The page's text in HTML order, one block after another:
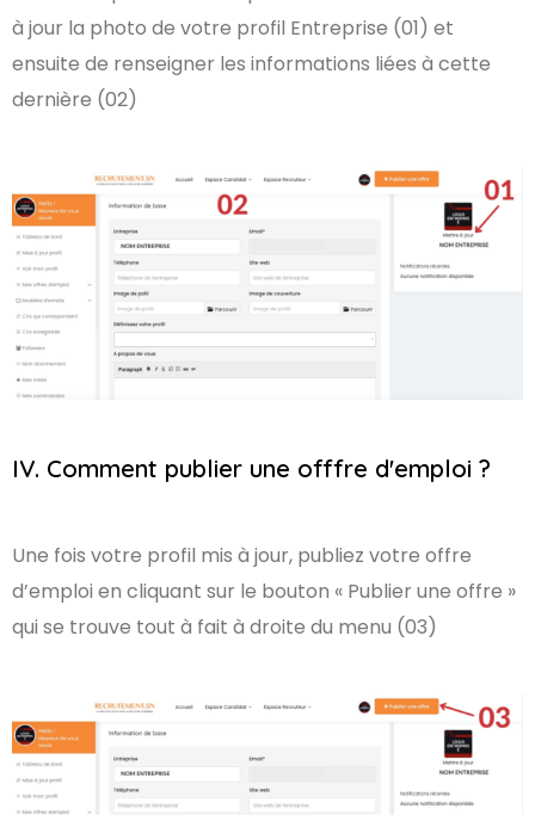
à jour la photo de votre profil Entreprise (01) et
ensuite de renseigner les informations liées à cette
dernière (02)
IV. Comment publier une offfre d'emploi ?
Une fois votre profil mis à jour, publiez votre offre
d’emploi en cliquant sur le bouton « Publier une offre »
qui se trouve tout à fait à droite du menu (03)